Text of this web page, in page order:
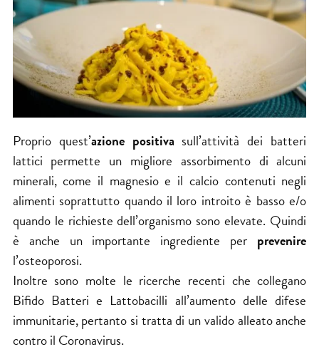
Proprio quest’azione positiva sull’attività dei batteri
lattici permette un migliore assorbimento di alcuni
minerali, come il magnesio e il calcio contenuti negli
alimenti soprattutto quando il loro introito è basso e/o
quando le richieste dell’organismo sono elevate. Quindi
è anche un importante ingrediente per prevenire
l’osteoporosi.
Inoltre sono molte le ricerche recenti che collegano
Bifido Batteri e Lattobacilli all’aumento delle difese
immunitarie, pertanto si tratta di un valido alleato anche
contro il Coronavirus.